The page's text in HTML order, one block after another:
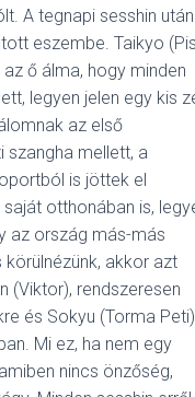
A tegnapi sesshin után
eszembe. Taikyo
ő álma, hogy minden
legyen jelen egy kis
az első
szangha mellett, a
is jöttek el
otthonában is,
az ország más-más
akkor azt
(Viktor), rendszeresen
és Sokyu (Torma Peti)
Mi ez, ha nem egy
nincs önzőség,